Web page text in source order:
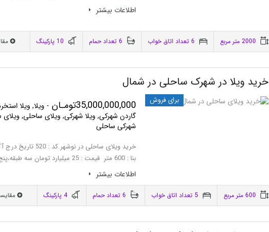
اطلاعات بيشتر
خرید ویلا در شهرک ساحلی در شمال
برای فروش 35,000,000,000تومـان
- ویلا, ویلا
گاردن شهرکی, ویلا شهرکی, ویلای ساحلی,
شهرکی ساحلی
بنا : 600 متر قیمت : 25 میلیارد تومان سه طبقه،پنج خوابه،شهرک…
اطلاعات بيشتر
4 پاركينگ